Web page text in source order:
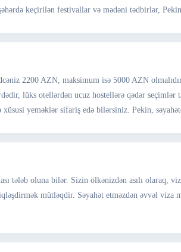
keçirilən festivallar və mədəni tədbirlər,
2200 AZN, maksimum isə 5000 AZN
lüks otellərdən ucuz hostellərə qədər
xüsusi yeməklər sifariş edə bilərsiniz. Pekin,
tələb oluna bilər. Sizin ölkənizdən asılı
mütləqdir. Səyahət etməzdən əvvəl